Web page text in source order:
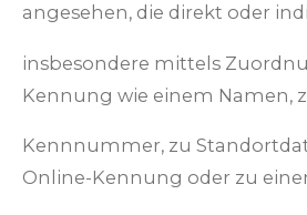
angesehen, die direkt oder
insbesondere mittels
Kennung wie einem Namen,
Kennnummer, zu
Online-Kennung oder zu